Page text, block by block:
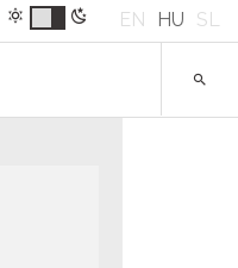
EN HU SL